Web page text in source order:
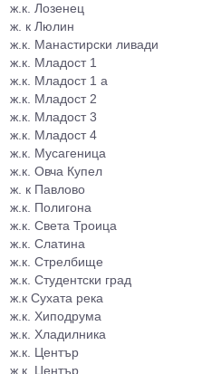
ж.к. Лозенец
ж. к Люлин
ж.к. Манастирски ливади
ж.к. Младост 1
ж.к. Младост 1 а
ж.к. Младост 2
ж.к. Младост 3
ж.к. Младост 4
ж.к. Мусагеница
ж.к. Овча Купел
ж. к Павлово
ж.к. Полигона
ж.к. Света Троица
ж.к. Слатина
ж.к. Стрелбище
ж.к. Студентски град
ж.к Сухата река
ж.к. Хиподрума
ж.к. Хладилника
ж.к. Център
ж.к. Център